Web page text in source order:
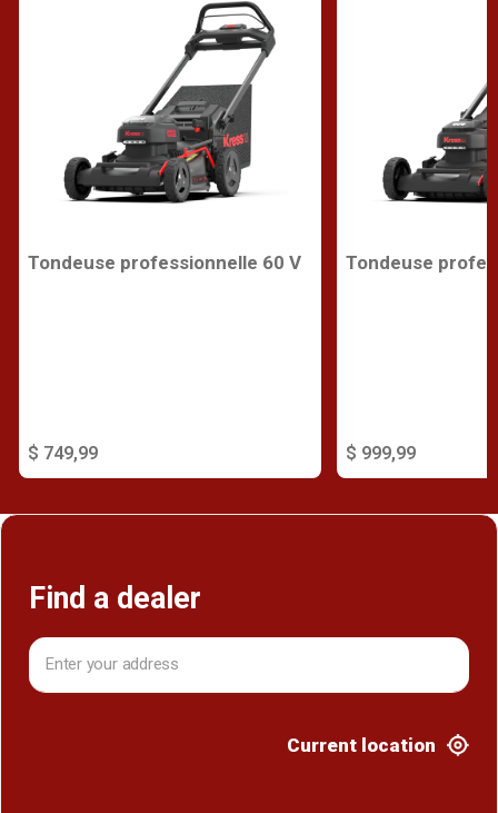
Tondeuse professionnelle 60 V
$ 749,99
Tondeuse
$ 999,99
Find a dealer
Current location